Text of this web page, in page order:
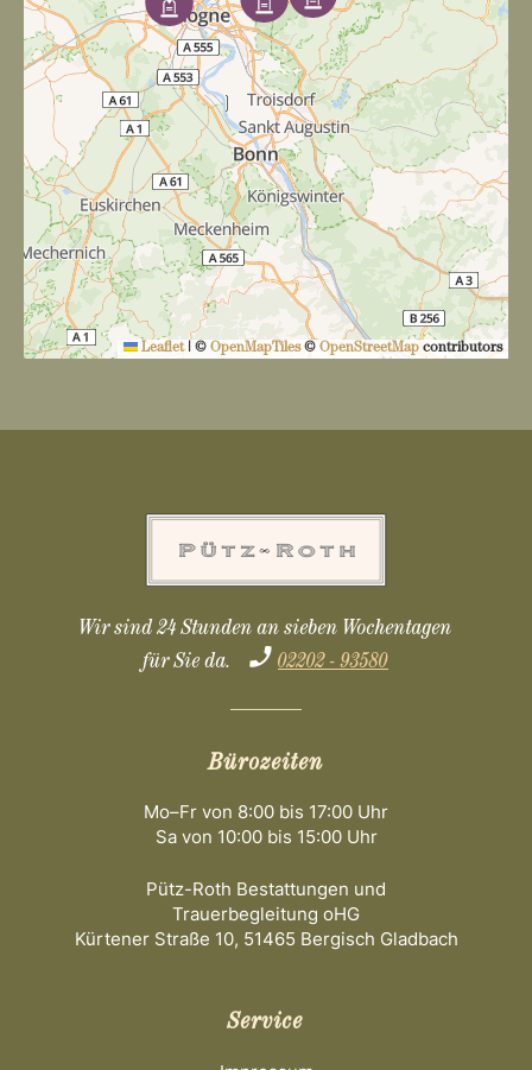
Leaflet | © OpenMapTiles© OpenStreetMap contributors
Wir sind 24 Stunden an sieben Wochentagen
für Sie da.
02202 - 93580
Bürozeiten
Mo–Fr von 8:00 bis 17:00 Uhr
Sa von 10:00 bis 15:00 Uhr
Pütz-Roth Bestattungen und
Trauerbegleitung oHG
Kürtener Straße 10, 51465 Bergisch Gladbach
Service